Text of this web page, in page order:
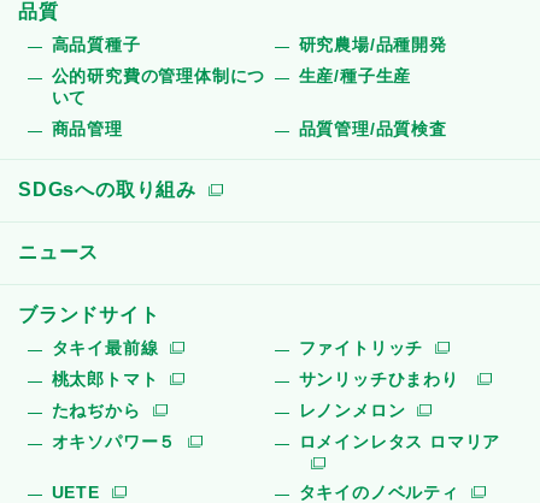
品質
高品質種子
研究農場/品種開発
公的研究費の管理体制につ
いて
生産/種子生産
商品管理 品質管理/品質検査
SDGsへの取り組み
ニュース
ブランドサイト
タキイ最前線
ファイトリッチ
桃太郎トマト
サンリッチひまわり
たねぢから
レノンメロン
オキソパワー５
ロメインレタス ロマリア
UETE タキイのノベルティ